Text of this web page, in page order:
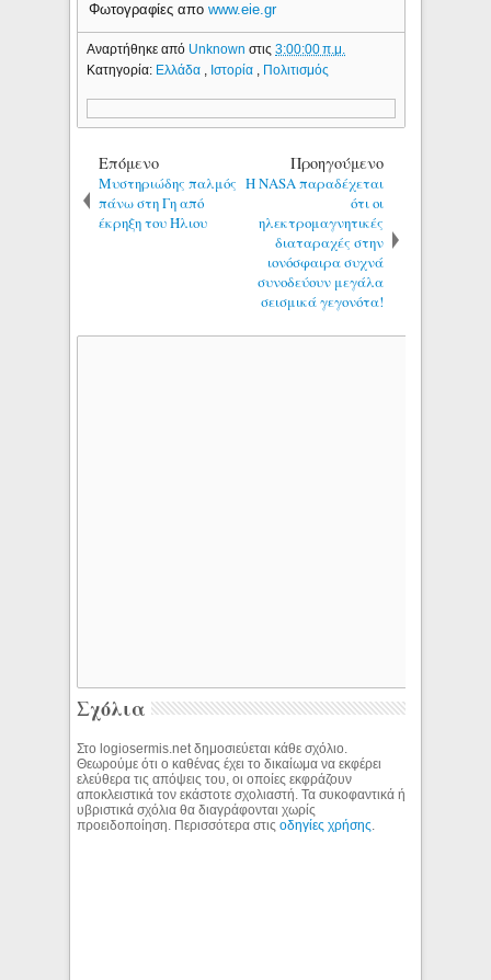
Φωτογραφίες αποwww.eie.gr
Αναρτήθηκε από Unknownστις3:00:00 π.μ.
Κατηγορία: Ελλάδα Ιστορία Πολιτισμός
Επόμενο
Μυστηριώδης παλμός
πάνω στη Γη από
έκρηξη του Ήλιου
Προηγούμενο
Η NASA παραδέχεται
ότι οι
ηλεκτρομαγνητικές
διαταραχές στην
ιονόσφαιρα συχνά
συνοδεύουν μεγάλα
σεισμικά γεγονότα!
Σχόλια
Στο logiosermis.net δημοσιεύεται κάθε σχόλιο.
Θεωρούμε ότι ο καθένας έχει το δικαίωμα να εκφέρει
ελεύθερα τις απόψεις του, οι οποίες εκφράζουν
αποκλειστικά τον εκάστοτε σχολιαστή. Τα συκοφαντικά ή
υβριστικά σχόλια θα διαγράφονται χωρίς
προειδοποίηση. Περισσότερα στιςοδηγίες χρήσης